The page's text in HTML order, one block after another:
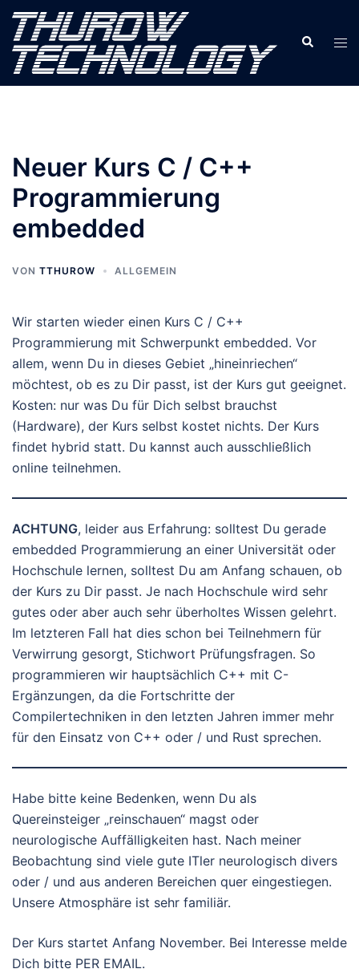
Zum
Inhalt
springen
Suche
Neuer Kurs C / C++
Programmierung
embedded
VON TTHUROW ALLGEMEIN
Wir starten wieder einen Kurs C / C++
Programmierung mit Schwerpunkt embedded. Vor
allem, wenn Du in dieses Gebiet „hineinriechen“
möchtest, ob es zu Dir passt, ist der Kurs gut geeignet.
Kosten: nur was Du für Dich selbst brauchst
(Hardware), der Kurs selbst kostet nichts. Der Kurs
findet hybrid statt. Du kannst auch ausschließlich
online teilnehmen.
ACHTUNG, leider aus Erfahrung: solltest Du gerade
embedded Programmierung an einer Universität oder
Hochschule lernen, solltest Du am Anfang schauen, ob
der Kurs zu Dir passt. Je nach Hochschule wird sehr
gutes oder aber auch sehr überholtes Wissen gelehrt.
Im letzteren Fall hat dies schon bei Teilnehmern für
Verwirrung gesorgt, Stichwort Prüfungsfragen. So
programmieren wir hauptsächlich C++ mit C-
Ergänzungen, da die Fortschritte der
Compilertechniken in den letzten Jahren immer mehr
für den Einsatz von C++ oder / und Rust sprechen.
Habe bitte keine Bedenken, wenn Du als
Quereinsteiger „reinschauen“ magst oder
neurologische Auffälligkeiten hast. Nach meiner
Beobachtung sind viele gute ITler neurologisch divers
oder / und aus anderen Bereichen quer eingestiegen.
Unsere Atmosphäre ist sehr familiär.
Der Kurs startet Anfang November. Bei Interesse melde
Dich bitte PER EMAIL.